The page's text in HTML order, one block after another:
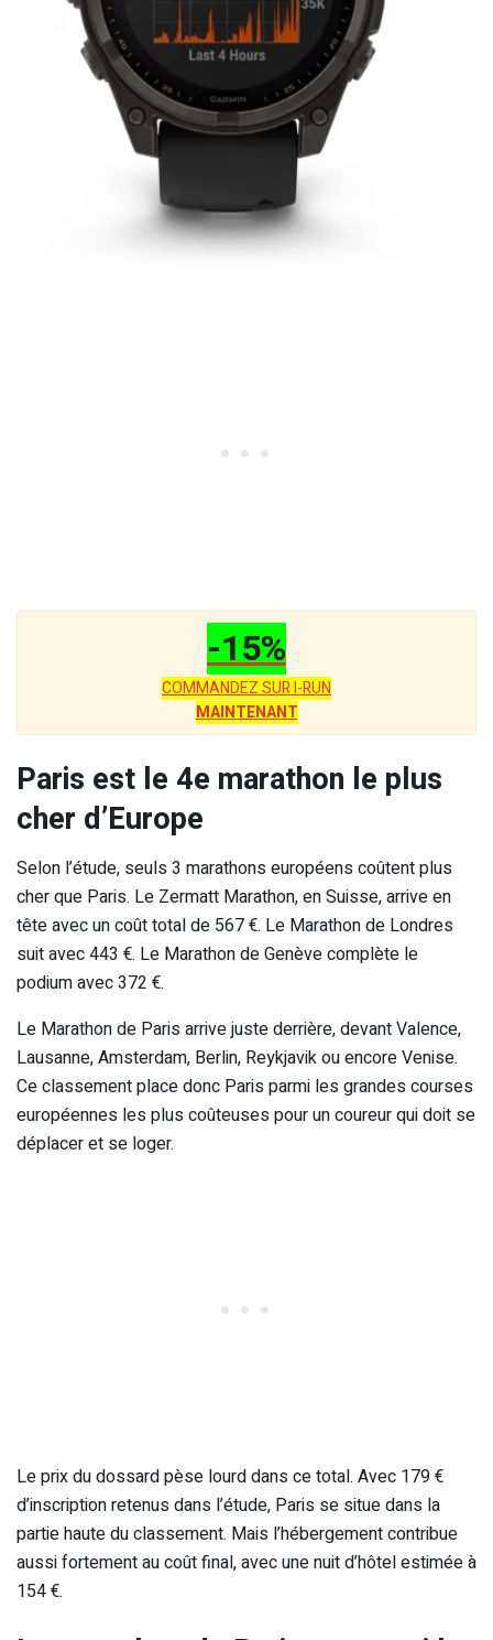
-15%
COMMANDEZ SUR I-RUN
MAINTENANT
Paris est le 4e marathon le plus
cher d’Europe
Selon l’étude, seuls 3 marathons européens coûtent plus
cher que Paris. Le Zermatt Marathon, en Suisse, arrive en
tête avec un coût total de 567 €. Le Marathon de Londres
suit avec 443 €. Le Marathon de Genève complète le
podium avec 372 €.
Le Marathon de Paris arrive juste derrière, devant Valence,
Lausanne, Amsterdam, Berlin, Reykjavik ou encore Venise.
Ce classement place donc Paris parmi les grandes courses
européennes les plus coûteuses pour un coureur qui doit se
déplacer et se loger.
Le prix du dossard pèse lourd dans ce total. Avec 179 €
d’inscription retenus dans l’étude, Paris se situe dans la
partie haute du classement. Mais l’hébergement contribue
aussi fortement au coût final, avec une nuit d’hôtel estimée à
154 €.